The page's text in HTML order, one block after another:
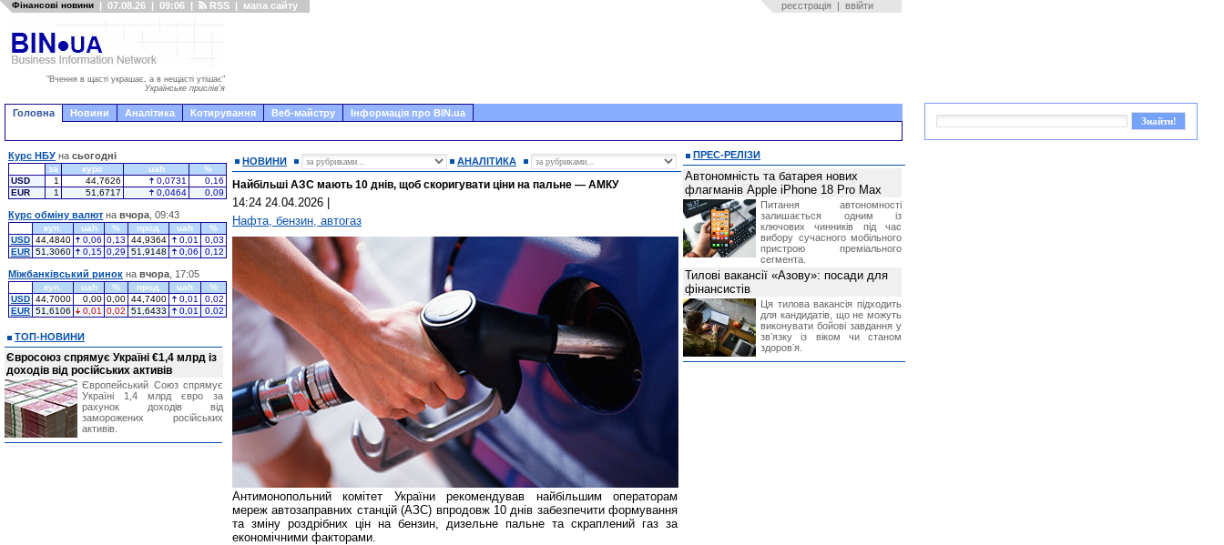
Фінансові новини | 07.08.26 | 09:06 | RSS | мапа сайту реєстрація | ввійти
"Вчення в щасті украшає, а в нещасті утішає"
Українське прислів'я
Головна Новини Аналітика Котирування Веб-майстру Інформація про BIN.ua
НОВИНИ АНАЛІТИКА
Найбільші АЗС мають 10 днів, щоб скоригувати ціни на пальне — АМКУ
14:24 24.04.2026
Нафта, бензин, автогаз
Антимонопольний комітет України рекомендував найбільшим операторам
мереж автозаправних станцій (АЗС) впродовж 10 днів забезпечити формування
та зміну роздрібних цін на бензин, дизельне пальне та скраплений газ за
економічними факторами.
Курс НБУ на сьогодні
за курс uah
%
USD
1 44,7626 0,0731
0,16
EUR
1 51,6717 0,0464 0,09
Курс обміну валют на вчора , 09:43
куп. uah % прод. uah
%
USD 44,4840 0,06 0,13 44,9364 0,01
0,03
EUR 51,3060 0,15 0,29 51,9148 0,06 0,12
Міжбанківський ринок на вчора , 17:05
куп. uah % прод. uah
%
USD 44,7000 0,00 0,00 44,7400 0,01
0,02
EUR 51,6106 0,01 0,02 51,6433 0,01 0,02
ТОП-НОВИНИ
Євросоюз спрямує Україні €1,4 млрд із
доходів від російських активів
Європейський Союз спрямує
Україні 1,4 млрд євро за
рахунок доходів від
заморожених російських
активів.
ПРЕС-РЕЛІЗИ
Автономність та батарея нових
флагманів Apple iPhone 18 Pro Max
Питання автономності
залишається одним із
ключових чинників під час
вибору сучасного мобільного
пристрою преміального
сегмента.
Тилові вакансії «Азову»: посади для
фінансистів
Ця тилова вакансія підходить
для кандидатів, що не можуть
виконувати бойові завдання у
звʼязку із віком чи станом
здоровʼя.